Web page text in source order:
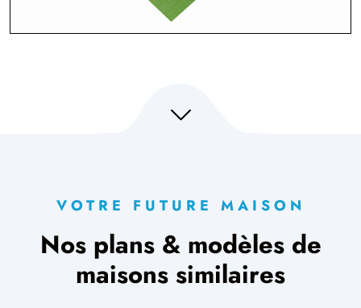
VOTRE FUTURE MAISON
Nos plans & modèles de
maisons similaires